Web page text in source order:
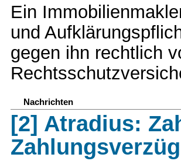
Ein
und
gegen ihn rechtlich
Nachrichten
[2] Atradius: